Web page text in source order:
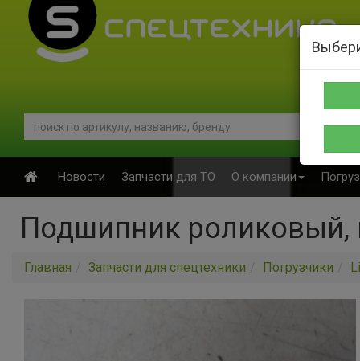
Новости Запчасти для ТО О компании
Подшипник роликовый,
Главная Запчасти для спецтехники Погрузчики